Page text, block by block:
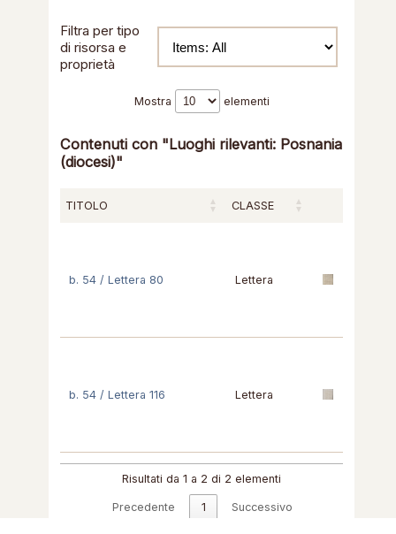
Filtra per tipo
di risorsa e
proprietà
Mostra elementi
Contenuti con "Luoghi rilevanti: Posnania
(diocesi)"
TITOLO CLASSE
b. 54 / Lettera 80 Lettera
b. 54 / Lettera 116 Lettera
Risultati da 1 a 2 di 2 elementi
Precedente 1 Successivo